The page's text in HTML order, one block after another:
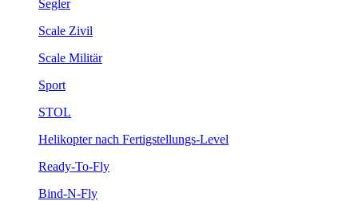
Segler
Scale Zivil
Scale Militär
Sport
STOL
Helikopter nach Fertigstellungs-Level
Ready-To-Fly
Bind-N-Fly